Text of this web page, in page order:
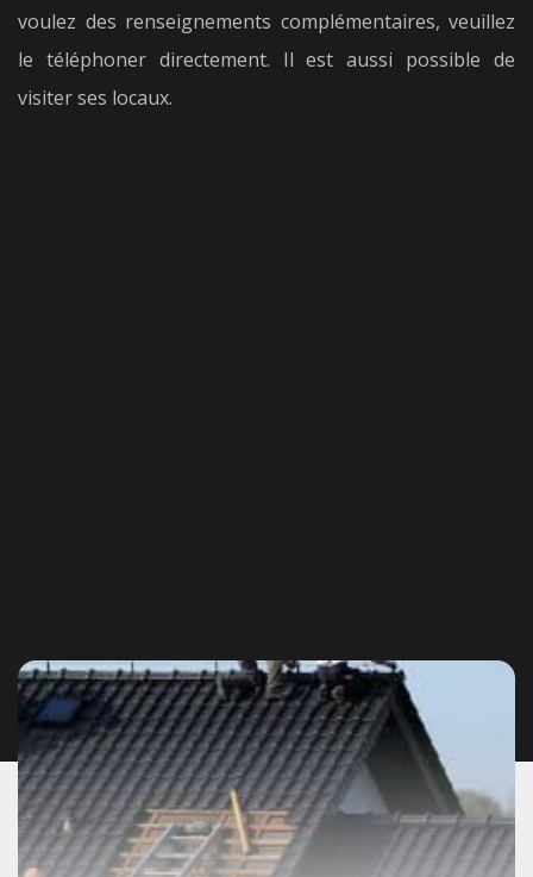
voulez des renseignements complémentaires, veuillez
le téléphoner directement. Il est aussi possible de
visiter ses locaux.